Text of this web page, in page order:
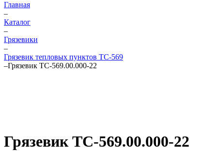
Главная
–
Каталог
–
Грязевики
–
Грязевик тепловых пунктов ТС-569
–Грязевик ТС-569.00.000-22
Грязевик ТС-569.00.000-22